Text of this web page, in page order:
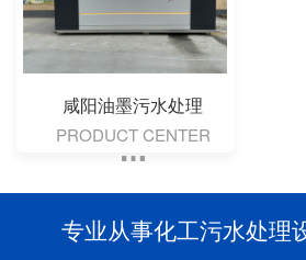
咸阳油墨污水处理
PRODUCT CENTER
专业从事化工污水处理